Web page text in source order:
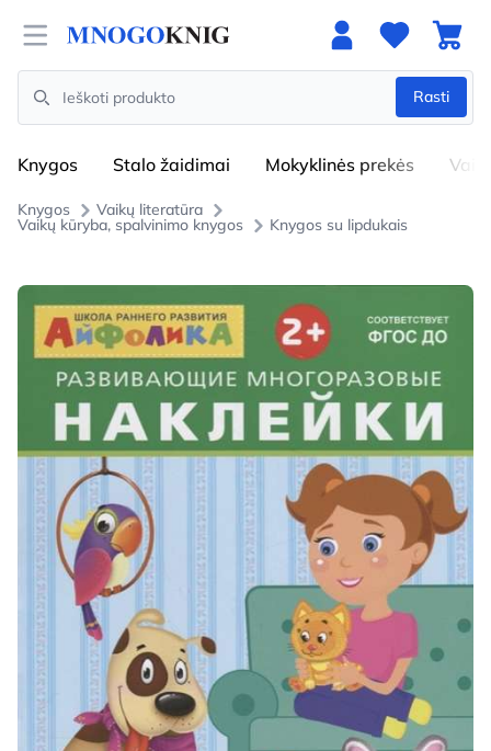
Open menu
Search
Rasti
Knygos Stalo žaidimai Mokyklinės prekės
Knygos Vaikų literatūra
Vaikų kūryba, spalvinimo knygos Knygos su lipdukais